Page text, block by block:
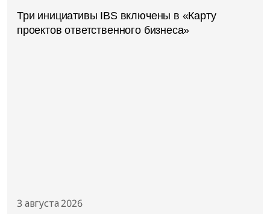
Три инициативы IBS включены в «Карту
проектов ответственного бизнеса»
3 августа 2026